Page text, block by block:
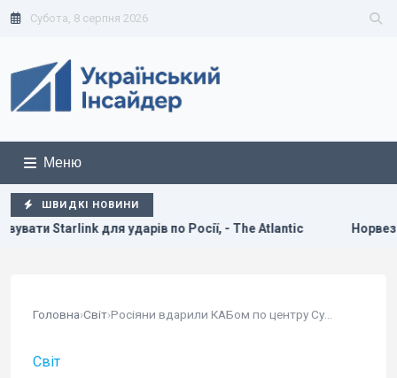
Субота, 8 серпня 2026
Меню
ШВИДКІ НОВИНИ
по Росії, - The Atlantic Норвезькі військові
Головна›Світ›
Світ